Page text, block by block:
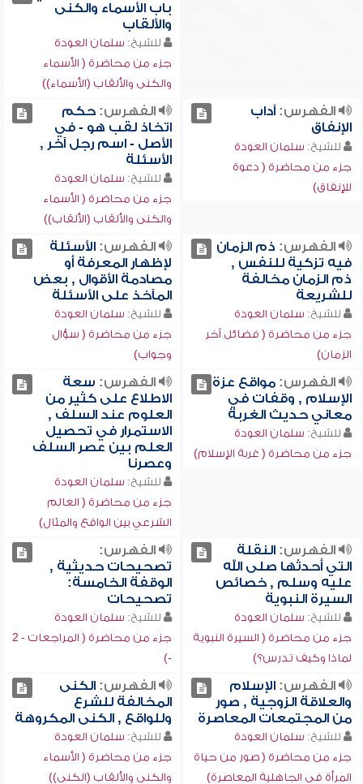
باب الأسماء والكنى
والألقاب
للشيخ: سلمان العودة
جزء من محاضرة ( الأسماء
والكنى والألقاب (الأسماء))
الفهرس:آداب
الإنفاق
للشيخ: سلمان العودة
جزء من محاضرة ( دعوة
للإنفاق)
الفهرس:حكم
اتخاذ لقب هو - في
الأصل - اسم رجل آخر ,
الأسئلة
للشيخ: سلمان العودة
جزء من محاضرة ( الأسماء
والكنى والألقاب (الألقاب))
الفهرس: ذم الزمان
فيه تزكية للنفس ,
ذم الزمان مخالفة
للشريعة
للشيخ: سلمان العودة
جزء من محاضرة ( فضائل آخر
الزمان)
الفهرس:الأسئلة
لإظهار المعرفة أو
مصادمة الأقوال , بعض
المآخذ على الأسئلة
للشيخ: سلمان العودة
جزء من محاضرة ( سؤال
وجواب)
الفهرس:مواقع عزة
الإسلام , وقفات في
معاني حديث الغربة
للشيخ: سلمان العودة
جزء من محاضرة ( غربة الإسلام)
الفهرس: سعة
الاطلاع على كثير من
العلوم عند السلف ,
الاستمرار في تحصيل
العلم بين عصر السلف
وعصرنا
للشيخ: سلمان العودة
جزء من محاضرة ( العالم
الشرعي بين الواقع والمثال)
الفهرس:النقلة
التي أحدثها صلى الله
عليه وسلم , خصائص
السيرة النبوية
للشيخ: سلمان العودة
جزء من محاضرة ( السيرة النبوية
لماذا وكيف تدرس؟)
الفهرس:
تصحيحات حديثية ,
الوقفة الخامسة:
تصحيحات
للشيخ: سلمان العودة
جزء من محاضرة ( المراجعات - 2
-)
الفهرس:الإسلام
والعلاقة الزوجية , صور
من المجتمعات المعاصرة
للشيخ: سلمان العودة
جزء من محاضرة ( صور من حياة
المرأة في الجاهلية المعاصرة)
الفهرس:الكنى
المخالفة للشرع
وللواقع , الكنى المكروهة
للشيخ: سلمان العودة
جزء من محاضرة ( الأسماء
والكنى والألقاب (الكنى))